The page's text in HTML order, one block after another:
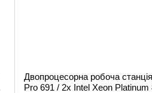
Двопроцесорна робоча
Pro 691 / 2х Intel Xeon Platinum